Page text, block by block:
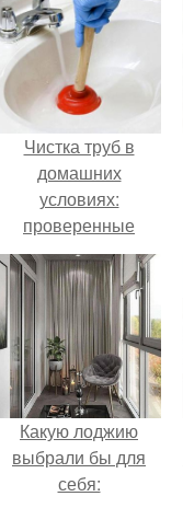
Чистка труб в
домашних
условиях:
проверенные
методы
Какую лоджию
выбрали бы для
себя: